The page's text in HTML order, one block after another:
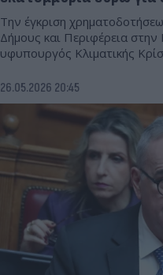
Την έγκριση
Δήμους και Περιφέρεια στην
υφυπουργός Κλιματικής
26.05.2026 20:45